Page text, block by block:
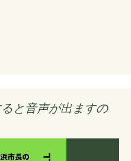
と音声が出ますの